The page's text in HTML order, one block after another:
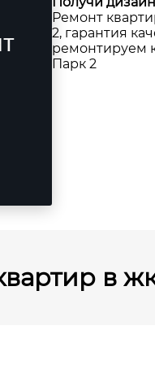
Ремонт
2, гарантия
ремонтируем
Парк 2
в